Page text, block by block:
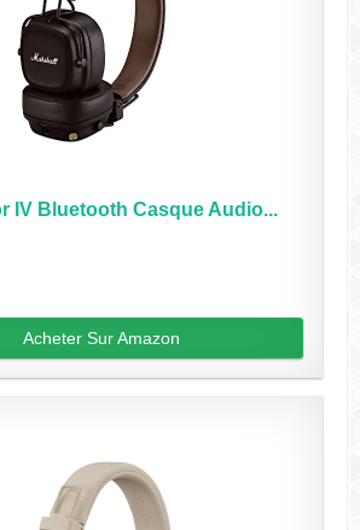
IV Bluetooth Casque Audio...
Acheter Sur Amazon